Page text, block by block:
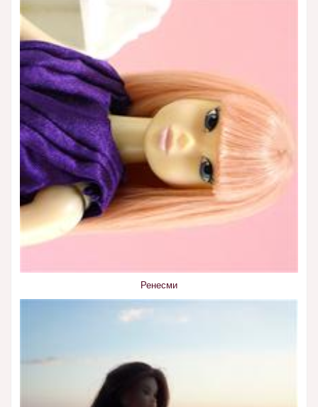
Ренесми